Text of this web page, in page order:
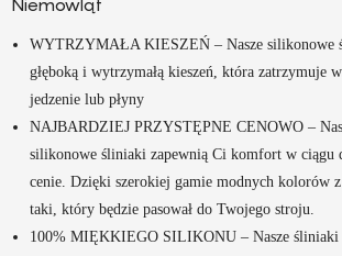
Niemowląt
WYTRZYMAŁA KIESZEŃ – Nasze silikonowe
głęboką i wytrzymałą kieszeń, która zatrzymuje
jedzenie lub płyny
NAJBARDZIEJ PRZYSTĘPNE CENOWO –
silikonowe śliniaki zapewnią Ci komfort w ciągu
cenie. Dzięki szerokiej gamie modnych kolorów z
taki, który będzie pasował do Twojego stroju.
100% MIĘKKIEGO SILIKONU – Nasze śliniaki